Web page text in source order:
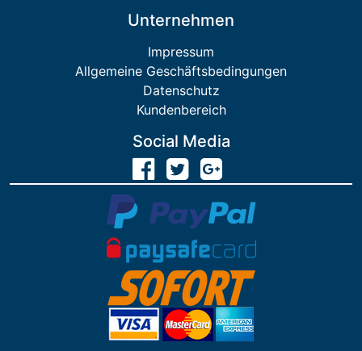
Unternehmen
Impressum
Allgemeine Geschäftsbedingungen
Datenschutz
Kundenbereich
Social Media